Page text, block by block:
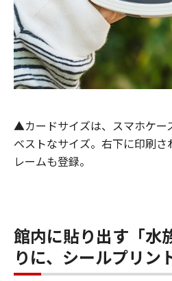
▲カードサイズは、スマホケー
ベストなサイズ。右下に印刷
レームも登録。
館内に貼り出す「水
りに、シールプリン